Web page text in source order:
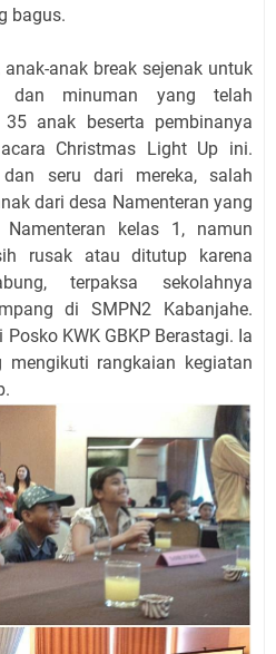
bagus.
anak break sejenak untuk
dan minuman yang telah
anak beserta pembinanya
Christmas Light Up ini.
seru dari mereka, salah
dari desa Namenteran yang
kelas 1, namun
rusak atau ditutup karena
terpaksa sekolahnya
di SMPN2 Kabanjahe.
KWK GBKP Berastagi. Ia
mengikuti rangkaian kegiatan